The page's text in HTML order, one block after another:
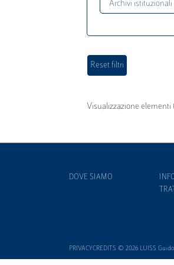
Archivi istituzionali
Visualizzazione elementi
DOVE SIAMO
PRIVACYCREDITS © 2026 LUISS